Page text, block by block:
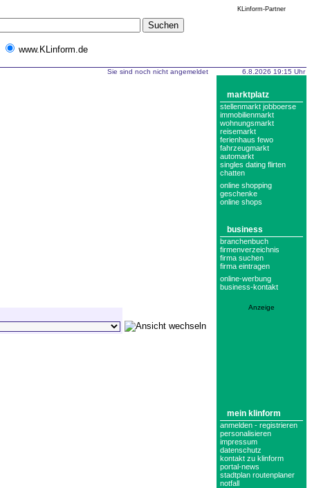
KLinform-Partner
www.KLinform.de
Sie sind noch nicht angemeldet
6.8.2026 19:15 Uhr
marktplatz
stellenmarkt jobboerse
immobilienmarkt
wohnungsmarkt
reisemarkt
ferienhaus fewo
fahrzeugmarkt
automarkt
singles dating flirten
chatten
online shopping
geschenke
online shops
business
branchenbuch
firmenverzeichnis
firma suchen
firma eintragen
online-werbung
business-kontakt
Anzeige
mein klinform
anmelden - registrieren
personalisieren
impressum
datenschutz
kontakt zu klinform
portal-news
stadtplan routenplaner
notfall